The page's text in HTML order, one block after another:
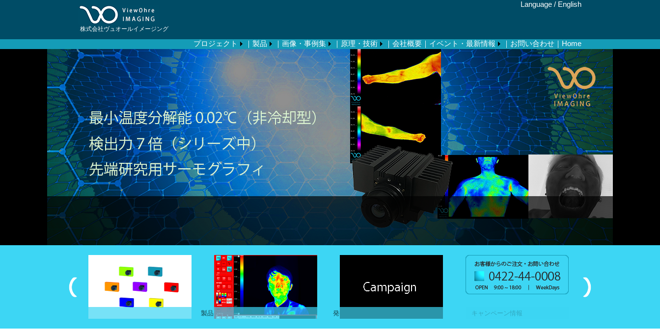
株式会社ヴュオールイメージング
Language / English
プロジェクト ｜製品 ｜画像・事例集 ｜原理・技術 ｜会社概要 ｜イベント・最新情報 ｜お問い合わせ ｜Home
製品｜人体向けサーモグラフィ 発熱者検出スクリーニング キャンペーン情報